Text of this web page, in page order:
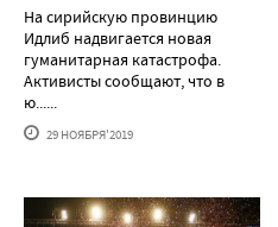
На сирийскую провинцию
Идлиб надвигается новая
гуманитарная катастрофа.
Активисты сообщают, что в
ю......
29 НОЯБРЯ'2019